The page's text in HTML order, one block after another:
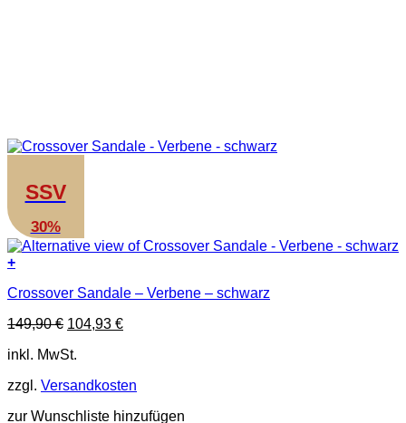
SSV
30%
+
Produkt
mehrere
auf.
Optionen
können
Crossover Sandale – Verbene – schwarz
149,90€ Ursprünglicher
war:
104,93 €Aktueller
inkl. MwSt.
zzgl. Versandkosten
zur Wunschliste hinzufügen